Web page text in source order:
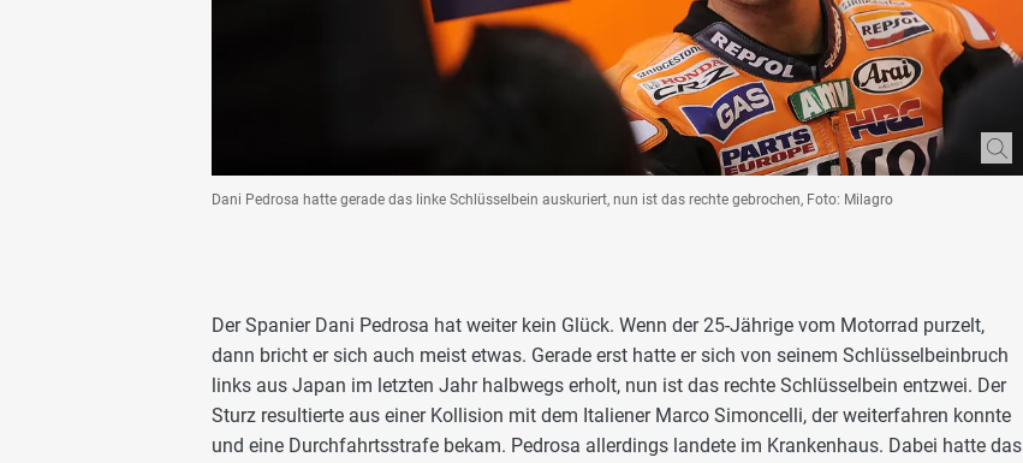
Dani Pedrosa hatte gerade das linke Schlüsselbein auskuriert, nun ist das rechte gebrochen, Foto: Milagro
Der Spanier Dani Pedrosa hat weiter kein Glück. Wenn der 25-Jährige vom Motorrad purzelt,
dann bricht er sich auch meist etwas. Gerade erst hatte er sich von seinem Schlüsselbeinbruch
links aus Japan im letzten Jahr halbwegs erholt, nun ist das rechte Schlüsselbein entzwei. Der
Sturz resultierte aus einer Kollision mit dem Italiener Marco Simoncelli, der weiterfahren konnte
und eine Durchfahrtsstrafe bekam. Pedrosa allerdings landete im Krankenhaus. Dabei hatte das